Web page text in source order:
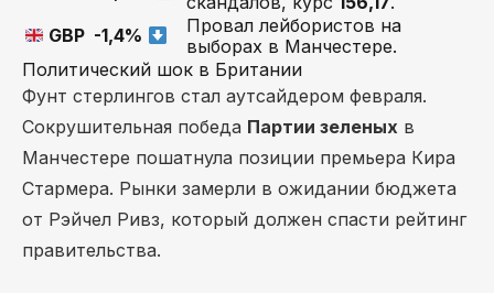
GBP -1,4%
Провал лейбористов на
выборах в Манчестере.
Политический шок в Британии
Фунт стерлингов стал аутсайдером февраля.
Сокрушительная победа Партии зеленых в
Манчестере пошатнула позиции премьера Кира
Стармера. Рынки замерли в ожидании бюджета
от Рэйчел Ривз, который должен спасти рейтинг
правительства.